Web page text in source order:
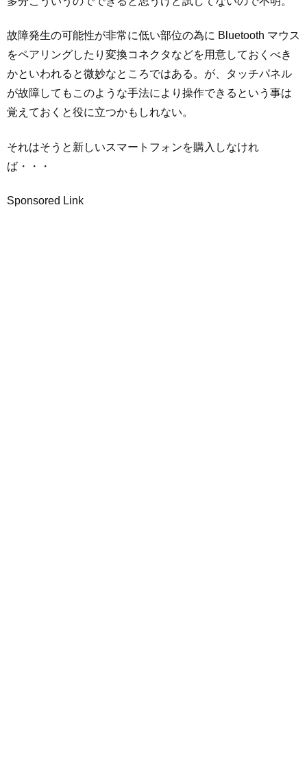
故障発生の可能性が非常に低い部位の為に Bluetooth マウス
をペアリングしたり変換コネクタなどを用意しておくべき
かといわれると微妙なところではある。が、タッチパネル
が故障してもこのような手法により操作できるという事は
覚えておくと役に立つかもしれない。
それはそうと新しいスマートフォンを購入しなけれ
ば・・・
Sponsored Link